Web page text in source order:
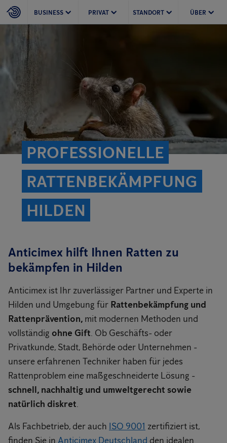
BUSINESS PRIVAT STANDORT ÜBER
PROFESSIONELLE
RATTEN­BEKÄMPFUNG
HILDEN
Anticimex hilft Ihnen Ratten zu
bekämpfen in Hilden
Anticimex ist Ihr zuverlässiger Partner und Experte in
Hilden und Umgebung für Rattenbekämpfung und
Rattenprävention, mit modernen Methoden und
vollständig ohne Gift. Ob Geschäfts- oder
Privatkunde, Stadt, Behörde oder Unternehmen -
unsere erfahrenen Techniker haben für jedes
Rattenproblem eine maßgeschneiderte Lösung -
schnell, nachhaltig und umweltgerecht sowie
natürlich diskret.
Als Fachbetrieb, der auch ISO 9001 zertifiziert ist,
finden Sie in Anticimex Deutschland den idealen